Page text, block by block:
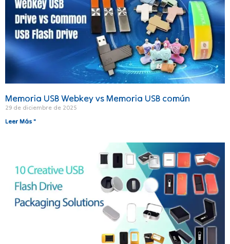
Memoria USB Webkey vs Memoria USB común
29 de diciembre de 2025
Leer Más "